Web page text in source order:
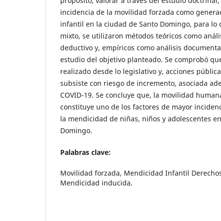
incidencia de la movilidad forzada como
infantil en la ciudad de Santo Domingo, para lo
mixto, se utilizaron métodos teóricos como
deductivo y, empíricos como análisis
estudio del objetivo planteado. Se comprobó
realizado desde lo legislativo y, acciones
subsiste con riesgo de incremento, asociada
COVID-19. Se concluye que, la movilidad
constituye uno de los factores de mayor
la mendicidad de niñas, niños y adolescentes
Domingo.
Palabras clave:
Movilidad forzada, Mendicidad Infantil
Mendicidad inducida.